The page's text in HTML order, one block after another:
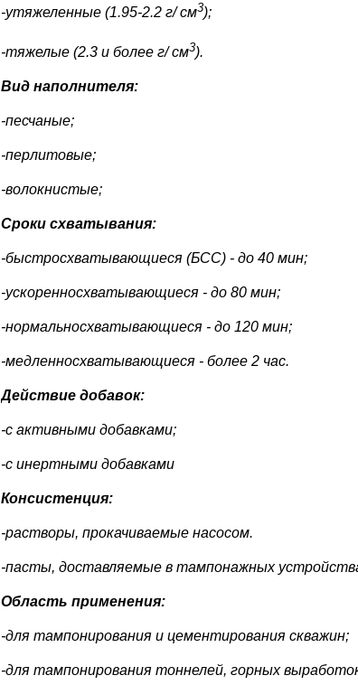
-утяжеленные (1.95-2.2 г/ см3);
-тяжелые (2.3 и более г/ см3).
Вид наполнителя:
-песчаные;
-перлитовые;
-волокнистые;
Сроки схватывания:
-быстросхватывающиеся (БСС) - до 40 мин;
-ускоренносхватывающиеся - до 80 мин;
-нормальносхватывающиеся - до 120 мин;
-медленносхватывающиеся - более 2 час.
Действие добавок:
-с активными добавками;
-с инертными добавками
Консистенция:
-растворы, прокачиваемые насосом.
-пасты, доставляемые в тампонажных
Область применения:
-для тампонирования и цементирования скважин;
-для тампонирования тоннелей, горных